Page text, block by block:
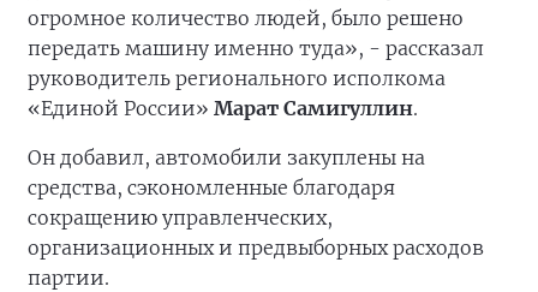
огромное количество людей, было решено
передать машину именно туда», - рассказал
руководитель регионального исполкома
«Единой России» Марат Самигуллин.
Он добавил, автомобили закуплены на
средства, сэкономленные благодаря
сокращению управленческих,
организационных и предвыборных расходов
партии.